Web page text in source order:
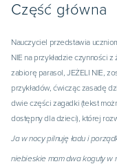
Część główna
Nauczyciel przedstawia
NIE na przykładzie czynności
zabiorę parasol, JEŻELI NIE,
przykładów, ćwicząc zasadę
dwie części zagadki (tekst
dostępny dla dzieci), której
Ja w nocy pilnuję ładu i
niebieskie mam dwa koguty w